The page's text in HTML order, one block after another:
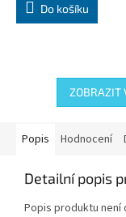
Do košíku
ZOBRAZIT
Popis Hodnocení
Detailní popis
Popis produktu není